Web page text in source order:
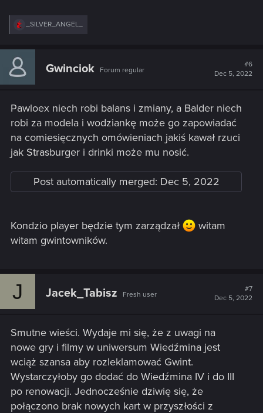
c
i
:
_SILVER_ANGEL_
Gwinciok Forum regular
#6
Dec 5, 2022
Pawloex niech robi balans i zmiany, a Balder niech
robi za modela i wodziankę może go zapowiadać
na comiesięcznych omówieniach jakiś kawał rzuci
jak Strasburger i drinki może mu nosić.
Post automatically merged: Dec 5, 2022
Kondzio player będzie tym zarządzał
witam
witam gwintowników.
J Jacek_Tabisz Fresh user
#7
Dec 5, 2022
Smutne wieści. Wydaje mi się, że z uwagi na
nowe gry i filmy w uniwersum Wiedźmina jest
wciąż szansa aby rozleklamować Gwint.
Wystarczyłoby go dodać do Wiedźmina IV i do III
po renowacji. Jednocześnie dziwię się, że
połączono brak nowych kart w przyszłości z